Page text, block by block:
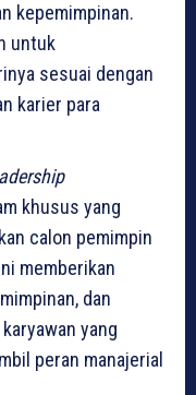
kepemimpinan.
untuk
sesuai dengan
karier para
khusus yang
calon pemimpin
memberikan
dan
yang
peran manajerial